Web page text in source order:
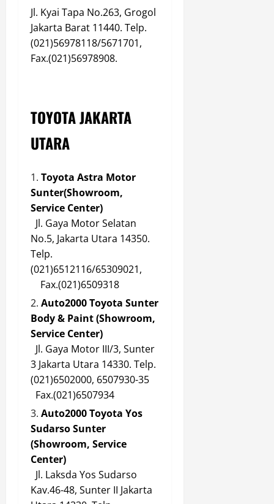
Jl. Kyai Tapa No.263, Grogol
Jakarta Barat 11440. Telp.
(021)56978118/5671701,
Fax.(021)56978908.
TOYOTA JAKARTA
UTARA
Toyota Astra Motor
Sunter(Showroom,
Service Center)
Jl. Gaya Motor Selatan
No.5, Jakarta Utara 14350.
Telp.
(021)6512116/65309021,
Fax.(021)6509318
Auto2000 Toyota Sunter
Body & Paint (Showroom,
Service Center)
Jl. Gaya Motor III/3, Sunter
3 Jakarta Utara 14330. Telp.
(021)6502000, 6507930-35
Fax.(021)6507934
Auto2000 Toyota Yos
Sudarso Sunter
(Showroom, Service
Center)
Jl. Laksda Yos Sudarso
Kav.46-48, Sunter II Jakarta